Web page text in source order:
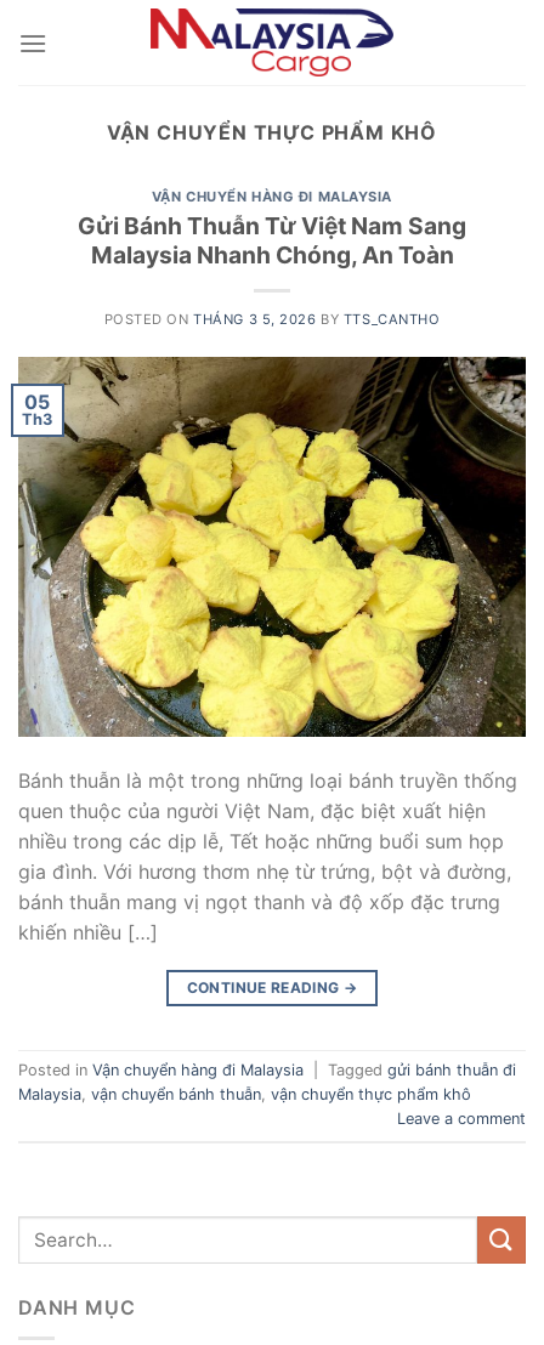
VẬN CHUYỂN THỰC PHẨM KHÔ
VẬN CHUYỂN HÀNG ĐI MALAYSIA
Gửi Bánh Thuẫn Từ Việt Nam Sang
Malaysia Nhanh Chóng, An Toàn
POSTED ONTHÁNG 3 5, 2026 BY TTS_CANTHO
05
Th3
Bánh thuẫn là một trong những loại bánh truyền thống
quen thuộc của người Việt Nam, đặc biệt xuất hiện
nhiều trong các dịp lễ, Tết hoặc những buổi sum họp
gia đình. Với hương thơm nhẹ từ trứng, bột và đường,
bánh thuẫn mang vị ngọt thanh và độ xốp đặc trưng
khiến nhiều […]
CONTINUE READING →
Posted in Vận chuyển hàng đi Malaysia Tagged gửi bánh thuẫn đi
Malaysia, vận chuyển bánh thuẫn, vận chuyển thực phẩm khô
Leave a comment
DANH MỤC